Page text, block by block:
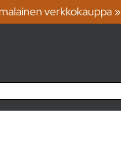
verkkokauppa »